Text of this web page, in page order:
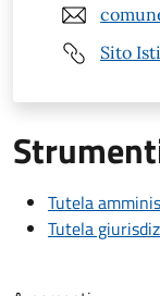
Sito
Tutela
Tutela